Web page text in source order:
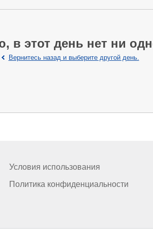
в этот день нет ни
Вернитесь назад и выберите другой день.
Условия использования
Политика конфиденциальности